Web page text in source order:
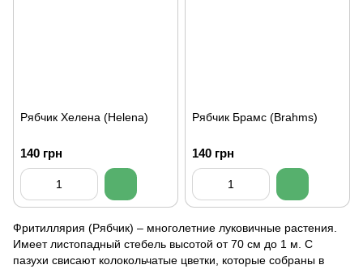
Рябчик Хелена (Helena)
140 грн
Рябчик Брамс (Brahms)
140 грн
Фритиллярия (Рябчик) – многолетние луковичные растения.
Имеет листопадный стебель высотой от 70 см до 1 м. С
пазухи свисают колокольчатые цветки, которые собраны в